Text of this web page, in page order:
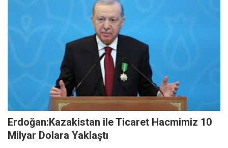
Erdoğan:Kazakistan ile Ticaret Hacmimiz 10
Milyar Dolara Yaklaştı